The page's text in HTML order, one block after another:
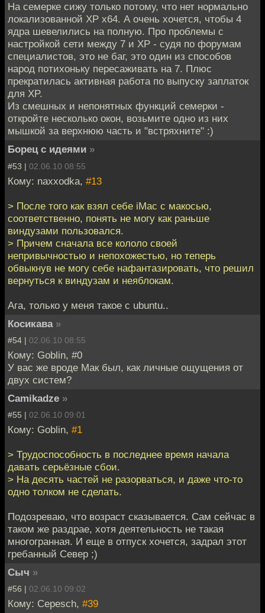
На семерке сижу только потому, что нет нормально
локализованной XP x64. А очень хочется, чтобы 4
ядра шевелились на полную. Про проблемы с
настройкой сети между 7 и XP - судя по форумам
специалистов, это не баг, это один из способов
народ потихоньку пересаживать на 7. Плюс
прекратилась активная работа по выпуску заплаток
для XP.
Из смешных и непонятных функций семерки -
откройте несколько окон, возьмите одно из них
мышкой за верхнюю часть и "встряхните" :)
Борец с идеями »
#53 | 02.06.10 08:55
Кому: naxxodka, #13
> После того как взял себе iMac с макосью,
соответственно, понять не могу как раньше
виндузами пользовался.
> Причем сначала все кололо своей
непривычностью и непохожестью, но теперь
обвыкнув не могу себе нафантазировать, что решил
вернуться к виндузам и неяблокам.
Ага, только у меня такое с ubuntu..
Косикава »
#54 | 02.06.10 08:55
Кому: Goblin, #0
У вас же вроде Мак был, как личные ощущения от
двух систем?
Camikadze »
#55 | 02.06.10 09:01
Кому: Goblin, #1
> Трудоспособность в последнее время начала
давать серьёзные сбои.
> На десять частей не разорваться, и даже что-то
одно толком не сделать.
Подозреваю, что возраст сказывается. Сам сейчас в
таком же раздрае, хотя деятельность не такая
многогранная. И еще в отпуск хочется, задрал этот
гребанный Север ;)
Сыч »
#56 | 02.06.10 09:02
Кому: Cepesch, #39